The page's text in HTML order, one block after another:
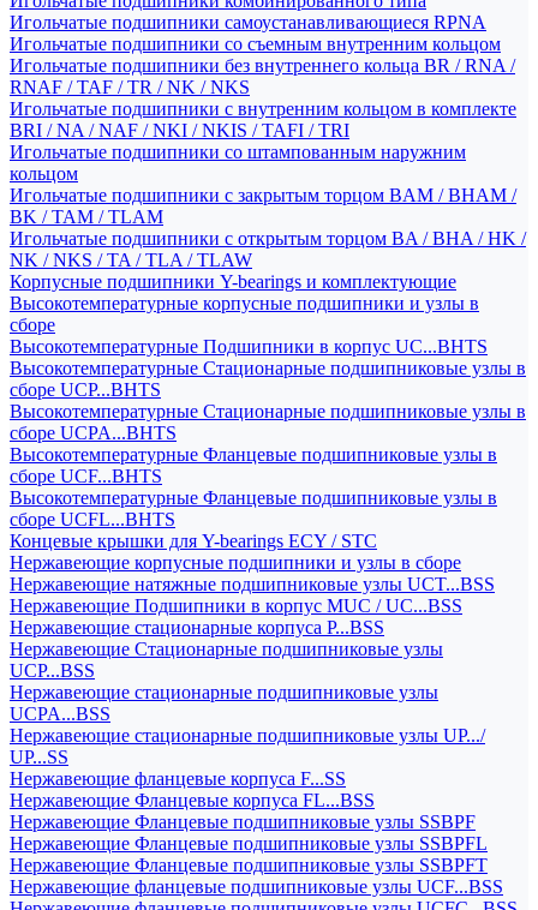
Игольчатые подшипники самоустанавливающиеся RPNA
Игольчатые подшипники со съемным внутренним кольцом
Игольчатые подшипники без внутреннего кольца BR / RNA /
RNAF / TAF / TR / NK / NKS
Игольчатые подшипники с внутренним кольцом в комплекте
BRI / NA / NAF / NKI / NKIS / TAFI / TRI
Игольчатые подшипники со штампованным наружним
кольцом
Игольчатые подшипники с закрытым торцом BAM / BHAM /
BK / TAM / TLAM
Игольчатые подшипники с открытым торцом BA / BHA / HK /
NK / NKS / TA / TLA / TLAW
Корпусные подшипники Y-bearings и комплектующие
Высокотемпературные корпусные подшипники и узлы в
сборе
Высокотемпературные Подшипники в корпус UC...BHTS
Высокотемпературные Стационарные подшипниковые узлы в
сборе UCP...BHTS
Высокотемпературные Стационарные подшипниковые узлы в
сборе UCPA...BHTS
Высокотемпературные Фланцевые подшипниковые узлы в
сборе UCF...BHTS
Высокотемпературные Фланцевые подшипниковые узлы в
сборе UCFL...BHTS
Концевые крышки для Y-bearings ECY / STC
Нержавеющие корпусные подшипники и узлы в сборе
Нержавеющие натяжные подшипниковые узлы UCT...BSS
Нержавеющие Подшипники в корпус MUC / UC...BSS
Нержавеющие стационарные корпуса P...BSS
Нержавеющие Стационарные подшипниковые узлы
UCP...BSS
Нержавеющие стационарные подшипниковые узлы
UCPA...BSS
Нержавеющие стационарные подшипниковые узлы UP.../
UP...SS
Нержавеющие фланцевые корпуса F...SS
Нержавеющие Фланцевые корпуса FL...BSS
Нержавеющие Фланцевые подшипниковые узлы SSBPF
Нержавеющие Фланцевые подшипниковые узлы SSBPFL
Нержавеющие Фланцевые подшипниковые узлы SSBPFT
Нержавеющие фланцевые подшипниковые узлы UCF...BSS